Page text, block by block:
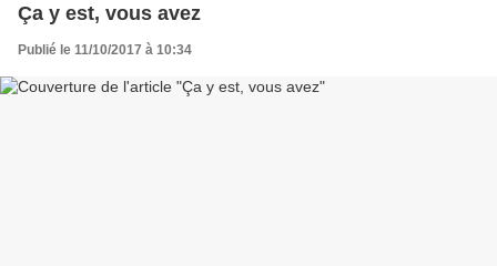
Ça y est, vous avez
Publié le 11/10/2017 à 10:34